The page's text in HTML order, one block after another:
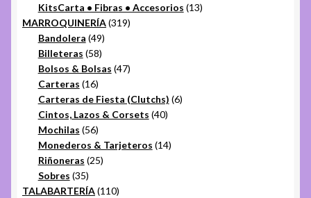
KitsCarta • Fibras • Accesorios 1313
MARROQUINERÍA 319319
Bandolera 4949
productos
Billeteras 5858
productos
Bolsos & Bolsas 4747
Carteras 1616
productos
Carteras de Fiesta (Clutchs) 66
Cintos, Lazos & Corsets 4040
Mochilas 5656
productos
Monederos & Tarjeteros 1414
Riñoneras 2525
Sobres 3535
productos
TALABARTERÍA 110110